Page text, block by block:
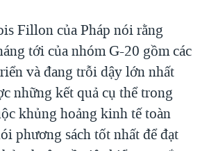
HÒA Ở VIỆT NAM
KIM TẠI VIỆT NAM
CHÍNH PHỦ VIỆT NAM
LÀN SÓNG TRỘM HẢI SÂM
TIẾNG VỌNG TỪ NÔNG THÔN MỸ
Fillon của Pháp nói rằng
tới của nhóm G-20 gồm các
và đang trỗi dậy lớn nhất
những kết quả cụ thể trong
khủng hoảng kinh tế toàn
phương sách tốt nhất để đạt